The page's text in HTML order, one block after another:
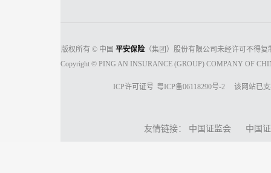
版权所有 © 中国 平安保险 （集团）股份有限公司未经许可不得
Copyright © PING AN INSURANCE (GROUP) COMPANY OF
ICP许可证号 粤ICP备06118290号-2 该网站已
友情链接： 中国证监会 中国